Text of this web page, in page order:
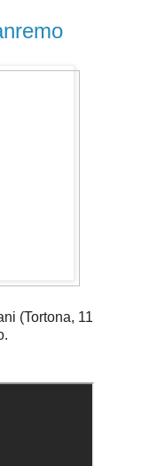
(Tortona, 11